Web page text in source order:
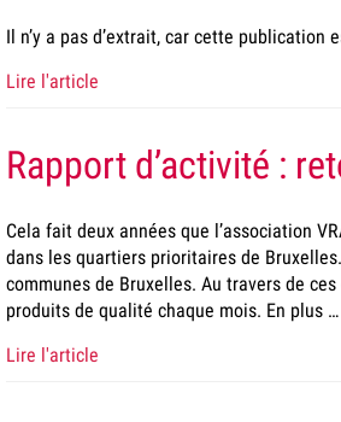
Il n’y a pas d’extrait, car cette publication
Lire l'article
Rapport d’activité :
Cela fait deux années que l’association
dans les quartiers prioritaires de
communes de Bruxelles. Au travers de
produits de qualité chaque mois. En plus …
Lire l'article